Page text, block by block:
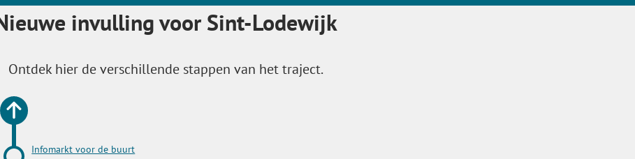
invulling voor Sint-Lodewijk
Ontdek hier de verschillende stappen van het traject.
Infomarkt voor de buurt